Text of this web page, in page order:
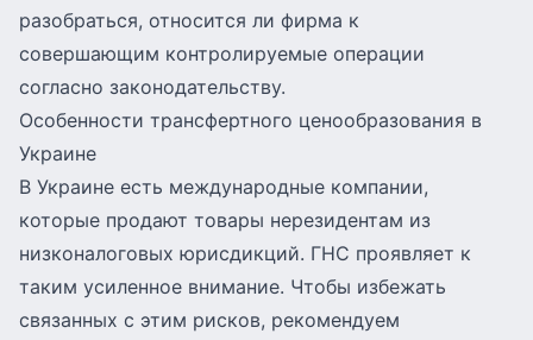
разобраться, относится ли фирма к
совершающим контролируемые операции
согласно законодательству.
Особенности трансфертного ценообразования в
Украине
В Украине есть международные компании,
которые продают товары нерезидентам из
низконалоговых юрисдикций. ГНС проявляет к
таким усиленное внимание. Чтобы избежать
связанных с этим рисков, рекомендуем